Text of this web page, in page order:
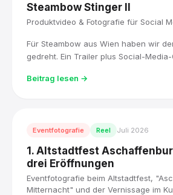
Steambow Stinger II
Produktvideo & Fotografie für Social
Für Steambow aus Wien haben wir
gedreht. Ein Trailer plus Social-
Beitrag lesen →
Eventfotografie Reel Juli 2026
1. Altstadtfest
drei Eröffnungen
Eventfotografie beim Altstadtfest,
Mitternacht" und der Vernissage im